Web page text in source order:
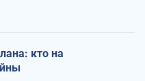
кто на